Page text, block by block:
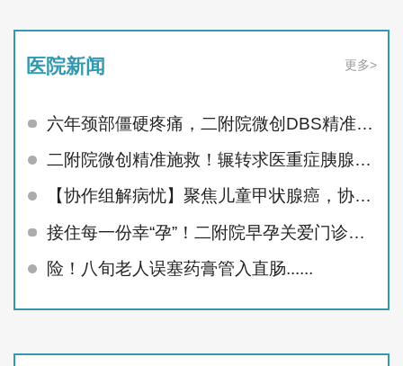
医院新闻 更多>
六年颈部僵硬疼痛，二附院微创DBS精准治顽疾
二附院微创精准施救！辗转求医重症胰腺炎患者顺利痊愈
【协作组解病忧】聚焦儿童甲状腺癌，协作组MDT护航未来
接住每一份幸“孕”！二附院早孕关爱门诊精准呵护孕早期
险！八旬老人误塞药膏管入直肠......